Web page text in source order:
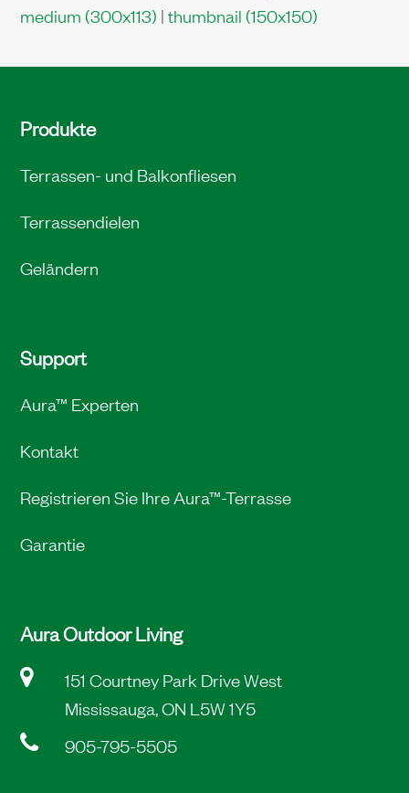
medium (300x113) |thumbnail (150x150)
Produkte
Terrassen- und Balkonfliesen
Terrassendielen
Geländern
Support
Aura™ Experten
Kontakt
Registrieren Sie Ihre Aura™-Terrasse
Garantie
Aura Outdoor Living
151 Courtney Park Drive West
Mississauga, ON L5W 1Y5
905-795-5505